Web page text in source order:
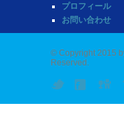
プロフィール
お問い合わせ
© Copyright 2015
Reserved.